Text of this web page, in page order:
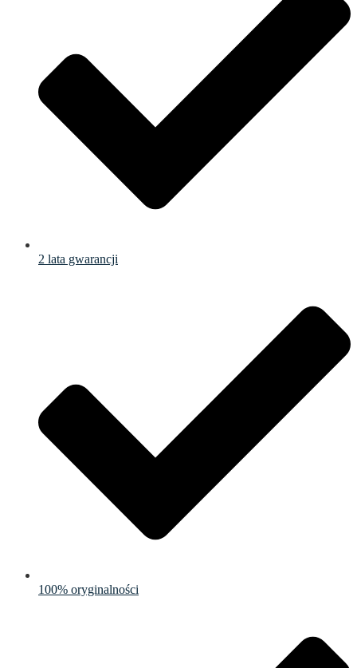
2 lata gwarancji
100% oryginalności